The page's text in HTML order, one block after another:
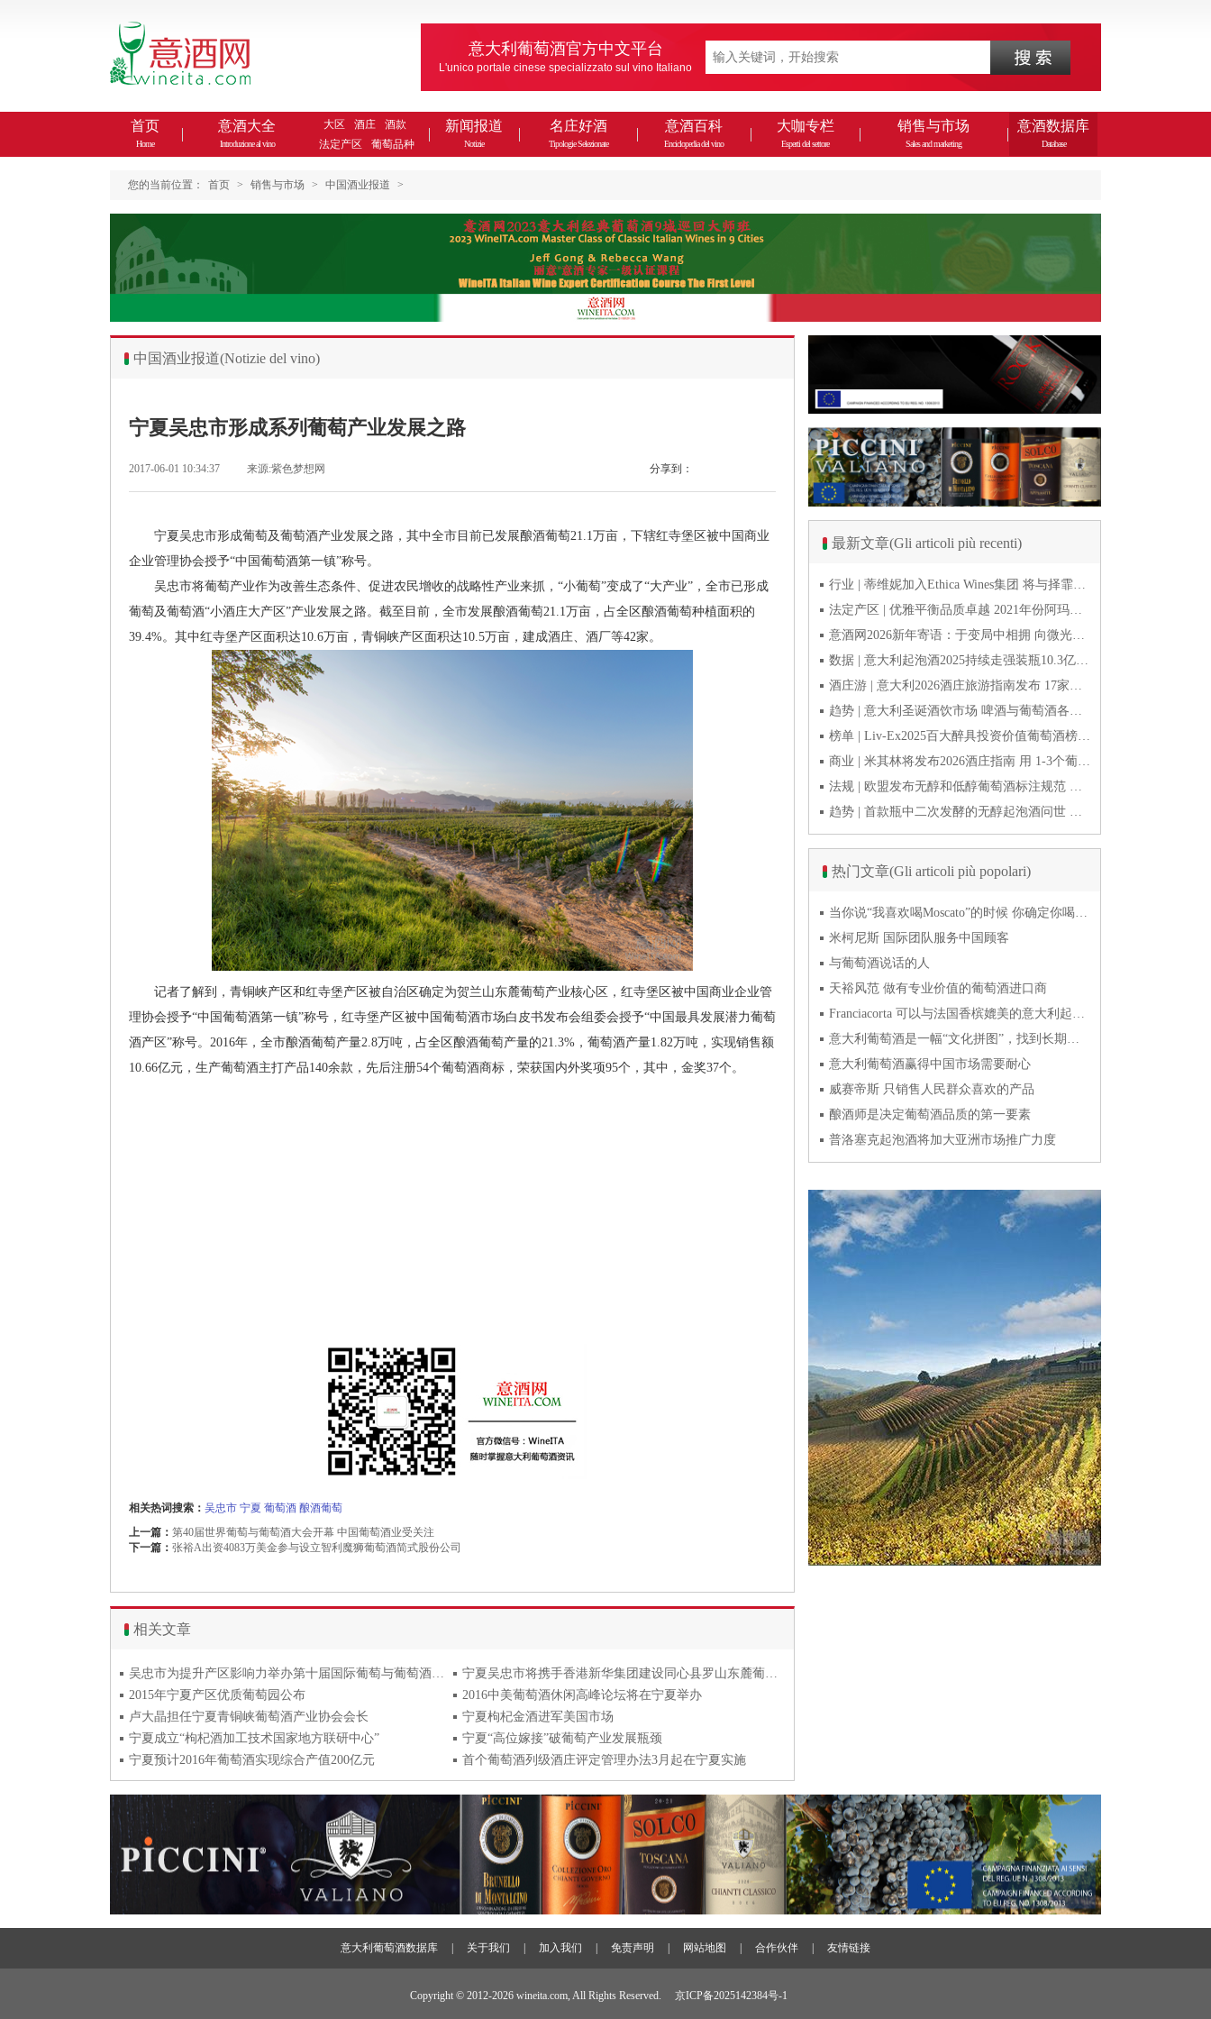
意大利葡萄酒官方中文平台
L'unico portale cinese specializzato sul vino Italiano
首页
Home
意酒大全
Introduzione al vino
大区 酒庄
酒款
法定产区
葡萄品种
新闻报道
Notizie
名庄好酒
Tipologie Selezionate
意酒百科
Enciclopedia del vino
大咖专栏
Esperti del settore
销售与市场
Sales and marketing
意酒数据库
Database
您的当前位置： 首页 > 销售与市场 > 中国酒业报道 >
中国酒业报道(Notizie del vino)
宁夏吴忠市形成系列葡萄产业发展之路
2017-06-01 10:34:37 来源:紫色梦想网 分享到：
宁夏吴忠市形成葡萄及葡萄酒产业发展之路，其中全市目前已发展酿酒葡萄21.1万亩，下辖红寺堡区被中国商业
企业管理协会授予“中国葡萄酒第一镇”称号。
吴忠市将葡萄产业作为改善生态条件、促进农民增收的战略性产业来抓，“小葡萄”变成了“大产业”，全市已形成
葡萄及葡萄酒“小酒庄大产区”产业发展之路。截至目前，全市发展酿酒葡萄21.1万亩，占全区酿酒葡萄种植面积的
39.4%。其中红寺堡产区面积达10.6万亩，青铜峡产区面积达10.5万亩，建成酒庄、酒厂等42家。
记者了解到，青铜峡产区和红寺堡产区被自治区确定为贺兰山东麓葡萄产业核心区，红寺堡区被中国商业企业管
理协会授予“中国葡萄酒第一镇”称号，红寺堡产区被中国葡萄酒市场白皮书发布会组委会授予“中国最具发展潜力葡萄
酒产区”称号。2016年，全市酿酒葡萄产量2.8万吨，占全区酿酒葡萄产量的21.3%，葡萄酒产量1.82万吨，实现销售额
10.66亿元，生产葡萄酒主打产品140余款，先后注册54个葡萄酒商标，荣获国内外奖项95个，其中，金奖37个。
相关热词搜索： 吴忠市 宁夏 葡萄酒 酿酒葡萄
上一篇： 第40届世界葡萄与葡萄酒大会开幕 中国葡萄酒业受关注
下一篇： 张裕A出资4083万美金参与设立智利魔狮葡萄酒简式股份公司
相关文章
吴忠市为提升产区影响力举办第十届国际葡萄与葡萄酒学术研讨会
宁夏吴忠市将携手香港新华集团建设同心县罗山东麓葡萄酒特色小镇
2015年宁夏产区优质葡萄园公布
2016中美葡萄酒休闲高峰论坛将在宁夏举办
卢大晶担任宁夏青铜峡葡萄酒产业协会会长
宁夏枸杞金酒进军美国市场
宁夏成立“枸杞酒加工技术国家地方联研中心”
宁夏“高位嫁接”破葡萄产业发展瓶颈
宁夏预计2016年葡萄酒实现综合产值200亿元
首个葡萄酒列级酒庄评定管理办法3月起在宁夏实施
最新文章(Gli articoli più recenti)
行业 | 蒂维妮加入Ethica Wines集团 将与择霏罗共拓中国市场
法定产区 | 优雅平衡品质卓越 2021年份阿玛罗尼Amarone全球预品会落幕
意酒网2026新年寄语：于变局中相拥 向微光而前行
数据 | 意大利起泡酒2025持续走强装瓶10.3亿瓶 普罗塞克风靡全球
酒庄游 | 意大利2026酒庄旅游指南发布 17家葡萄酒博物馆别错过
趋势 | 意大利圣诞酒饮市场 啤酒与葡萄酒各自精彩
榜单 | Liv-Ex2025百大醉具投资价值葡萄酒榜单发布 20款意酒入选
商业 | 米其林将发布2026酒庄指南 用 1-3个葡萄串为部分酒庄评级
法规 | 欧盟发布无醇和低醇葡萄酒标注规范 无醇酒可以被种出来吗
趋势 | 首款瓶中二次发酵的无醇起泡酒问世 意大利酿酒师用特种酵母开创历史
热门文章(Gli articoli più popolari)
当你说“我喜欢喝Moscato”的时候 你确定你喝的到底是什么吗？
米柯尼斯 国际团队服务中国顾客
与葡萄酒说话的人
天裕风范 做有专业价值的葡萄酒进口商
Franciacorta 可以与法国香槟媲美的意大利起泡酒
意大利葡萄酒是一幅“文化拼图”，找到长期合作伙伴最具挑战
意大利葡萄酒赢得中国市场需要耐心
威赛帝斯 只销售人民群众喜欢的产品
酿酒师是决定葡萄酒品质的第一要素
普洛塞克起泡酒将加大亚洲市场推广力度
意大利葡萄酒数据库 关于我们 加入我们 免责声明 网站地图 合作伙伴 友情链接
Copyright © 2012-2026 wineita.com, All Rights Reserved. 京ICP备2025142384号-1